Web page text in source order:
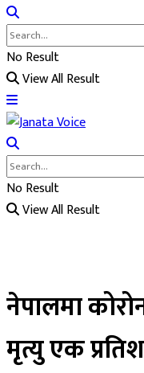
No Result
View All Result
No Result
View All Result
नेपालमा
मृत्यु एक